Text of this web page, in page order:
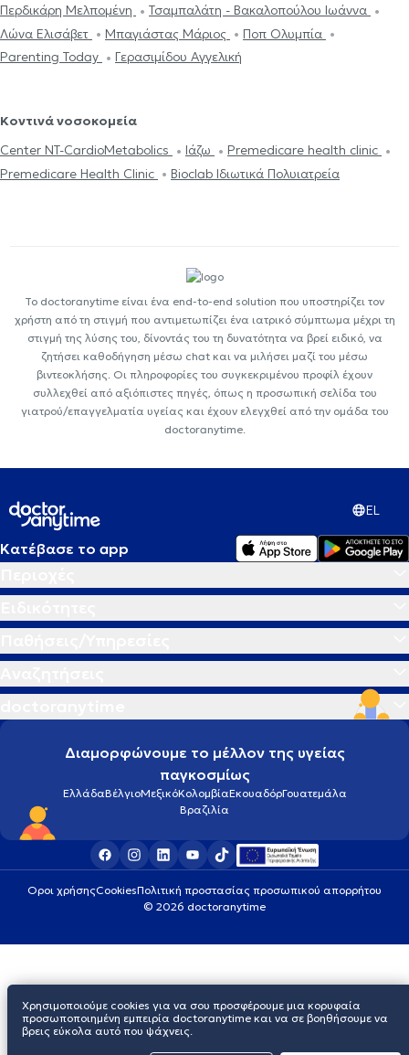
Περδικάρη Μελπομένη
Τσαμπαλάτη - Βακαλοπούλου Ιωάννα
Λώνα Ελισάβετ
Μπαγιάστας Μάριος
Ποπ Ολυμπία
Parenting Today
Γερασιμίδου Αγγελική
Κοντινά νοσοκομεία
Center NT-CardioMetabolics
Ιάζω
Premedicare health clinic
Premedicare Health Clinic
Bioclab Ιδιωτικά Πολυιατρεία
Το doctoranytime είναι ένα end-to-end solution που υποστηρίζει τον
χρήστη από τη στιγμή που αντιμετωπίζει ένα ιατρικό σύμπτωμα μέχρι τη
στιγμή της λύσης του, δίνοντάς του τη δυνατότητα να βρεί ειδικό, να
ζητήσει καθοδήγηση μέσω chat και να μιλήσει μαζί του μέσω
βιντεοκλήσης. Οι πληροφορίες του συγκεκριμένου προφίλ έχουν
συλλεχθεί από αξιόπιστες πηγές, όπως η προσωπική σελίδα του
γιατρού/επαγγελματία υγείας και έχουν ελεγχθεί από την ομάδα του
doctoranytime.
EL
Κατέβασε το app
Διαμορφώνουμε το μέλλον της υγείας
παγκοσμίως
ΕλλάδαΒέλγιοΜεξικόΚολομβίαΕκουαδόρΓουατεμάλα
Βραζιλία
Οροι χρήσηςCookiesΠολιτική προστασίας προσωπικού απορρήτου
© 2026 doctoranytime
Χρησιμοποιούμε cookies για να σου προσφέρουμε μια κορυφαία
προσωποποιημένη εμπειρία doctoranytime και να σε βοηθήσουμε να
βρεις εύκολα αυτό που ψάχνεις.